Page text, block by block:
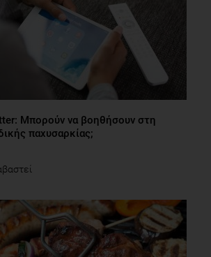
Μπορούν να βοηθήσουν στη
παχυσαρκίας;